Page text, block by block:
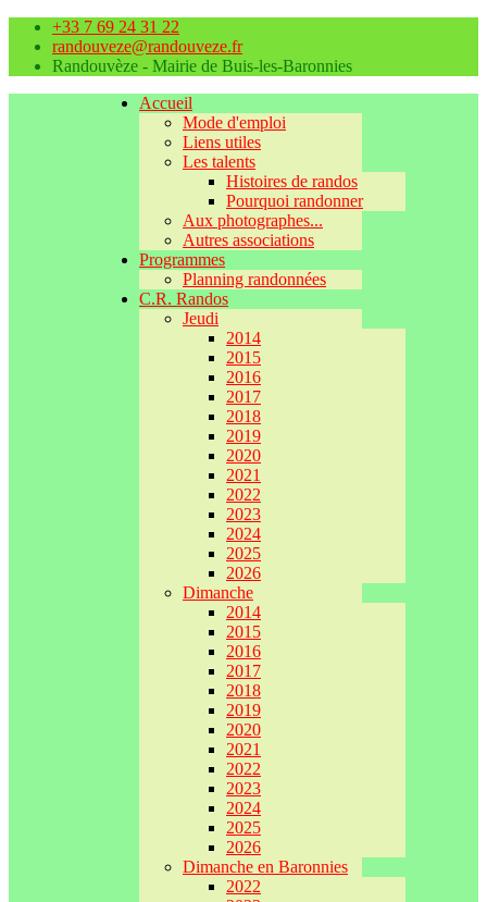
+33 7 69 24 31 22
randouveze@randouveze.fr
Randouvèze - Mairie de Buis-les-Baronnies
Accueil
Mode d'emploi
Liens utiles
Les talents
Histoires de randos
Pourquoi randonner
Aux photographes...
Autres associations
Programmes
Planning randonnées
C.R. Randos
Jeudi
2014
2015
2016
2017
2018
2019
2020
2021
2022
2023
2024
2025
2026
Dimanche
2014
2015
2016
2017
2018
2019
2020
2021
2022
2023
2024
2025
2026
Dimanche en Baronnies
2022